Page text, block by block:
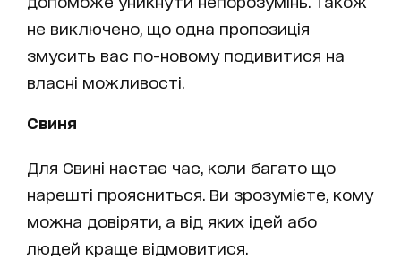
не виключено, що одна пропозиція
змусить вас по-новому подивитися на
власні можливості.
Свиня
Для Свині настає час, коли багато що
нарешті проясниться. Ви зрозумієте, кому
можна довіряти, а від яких ідей або
людей краще відмовитися.